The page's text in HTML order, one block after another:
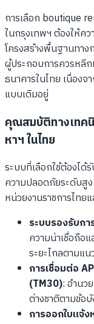
การเลือก boutique
ในกรุงเทพฯ ต้องให้ค
โครงสร้างพื้นฐานทาง
ผู้ประกอบการควรหลี
ธนาคารในไทย เนื่อง
แบบเดิมอยู่
คุณสมบัติทางเทค
หาฯ ในไทย
ระบบที่เลือกใช้ต้องไ
ความปลอดภัยระดับสู
หน่วยงานราชการไทย
ระบบรองรับก
ความน่าเชื่อถือ
ระยะไกลตามแ
การเชื่อมต่อ
(TM30): อำนว
ต่างชาติตามข้อ
การออกใบแจ้